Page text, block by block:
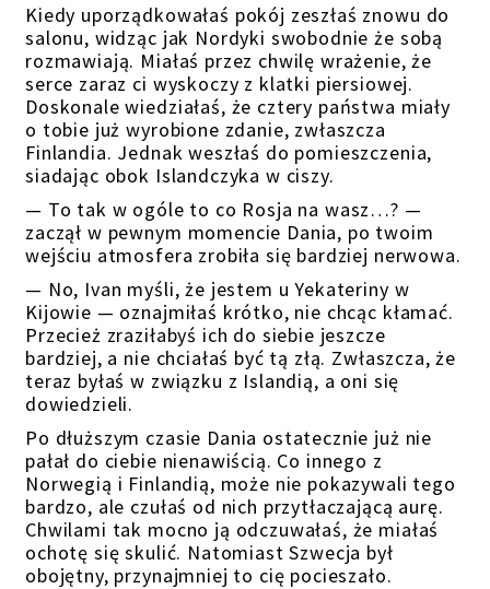
Kiedy uporządkowałaś pokój zeszłaś znowu do
salonu, widząc jak Nordyki swobodnie że sobą
rozmawiają. Miałaś przez chwilę wrażenie, że
serce zaraz ci wyskoczy z klatki piersiowej.
Doskonale wiedziałaś, że cztery państwa miały
o tobie już wyrobione zdanie, zwłaszcza
Finlandia. Jednak weszłaś do pomieszczenia,
siadając obok Islandczyka w ciszy.
— To tak w ogóle to co Rosja na wasz…? —
zaczął w pewnym momencie Dania, po twoim
wejściu atmosfera zrobiła się bardziej nerwowa.
— No, Ivan myśli, że jestem u Yekateriny w
Kijowie — oznajmiłaś krótko, nie chcąc kłamać.
Przecież zraziłabyś ich do siebie jeszcze
bardziej, a nie chciałaś być tą złą. Zwłaszcza, że
teraz byłaś w związku z Islandią, a oni się
dowiedzieli.
Po dłuższym czasie Dania ostatecznie już nie
pałał do ciebie nienawiścią. Co innego z
Norwegią i Finlandią, może nie pokazywali tego
bardzo, ale czułaś od nich przytłaczającą aurę.
Chwilami tak mocno ją odczuwałaś, że miałaś
ochotę się skulić. Natomiast Szwecja był
obojętny, przynajmniej to cię pocieszało.